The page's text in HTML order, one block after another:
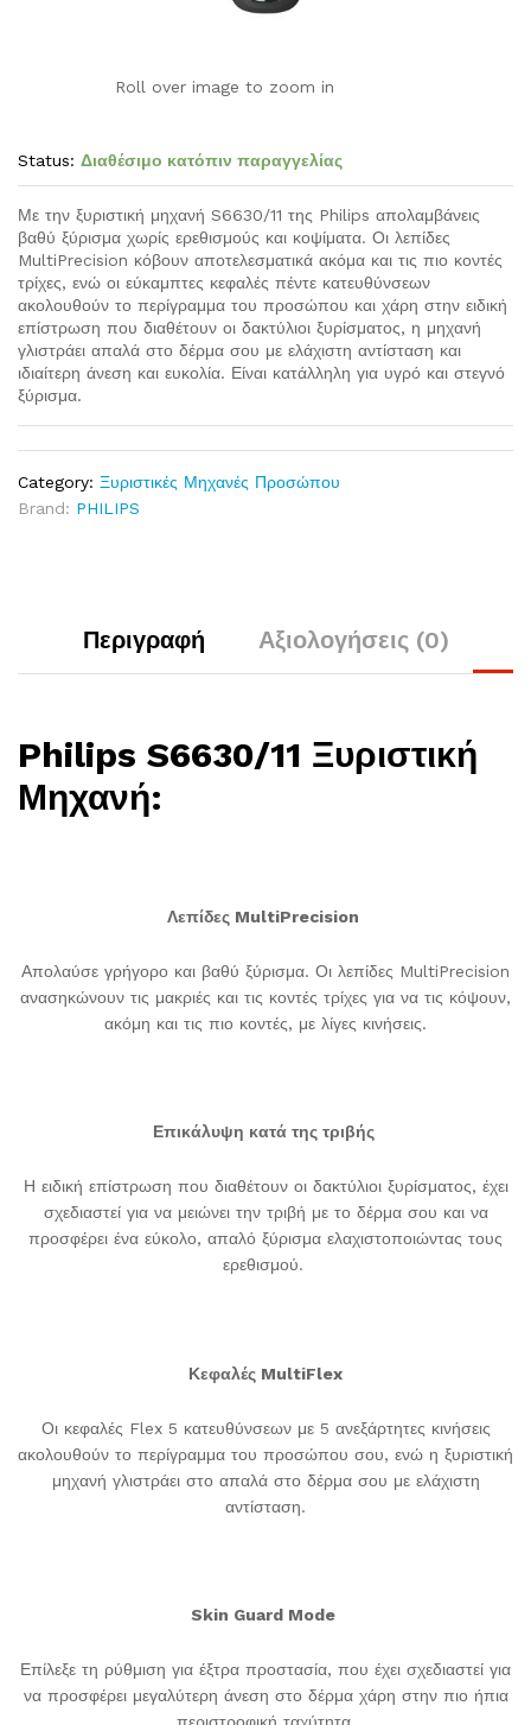
Roll over image to zoom in
Status: Διαθέσιμο κατόπιν παραγγελίας
Με την ξυριστική μηχανή S6630/11 της Philips απολαμβάνεις
βαθύ ξύρισμα χωρίς ερεθισμούς και κοψίματα. Οι λεπίδες
MultiPrecision κόβουν αποτελεσματικά ακόμα και τις πιο κοντές
τρίχες, ενώ οι εύκαμπτες κεφαλές πέντε κατευθύνσεων
ακολουθούν το περίγραμμα του προσώπου και χάρη στην ειδική
επίστρωση που διαθέτουν οι δακτύλιοι ξυρίσματος, η μηχανή
γλιστράει απαλά στο δέρμα σου με ελάχιστη αντίσταση και
ιδιαίτερη άνεση και ευκολία. Είναι κατάλληλη για υγρό και στεγνό
ξύρισμα.
Category: Ξυριστικές Μηχανές Προσώπου
Brand: PHILIPS
Περιγραφή Αξιολογήσεις (0)
Philips S6630/11 Ξυριστική
Μηχανή:
Λεπίδες MultiPrecision
Απολαύσε γρήγορο και βαθύ ξύρισμα. Οι λεπίδες MultiPrecision
ανασηκώνουν τις μακριές και τις κοντές τρίχες για να τις κόψουν,
ακόμη και τις πιο κοντές, με λίγες κινήσεις.
Επικάλυψη κατά της τριβής
Η ειδική επίστρωση που διαθέτουν οι δακτύλιοι ξυρίσματος, έχει
σχεδιαστεί για να μειώνει την τριβή με το δέρμα σου και να
προσφέρει ένα εύκολο, απαλό ξύρισμα ελαχιστοποιώντας τους
ερεθισμού.
Κεφαλές MultiFlex
Οι κεφαλές Flex 5 κατευθύνσεων με 5 ανεξάρτητες κινήσεις
ακολουθούν το περίγραμμα του προσώπου σου, ενώ η ξυριστική
μηχανή γλιστράει στο απαλά στο δέρμα σου με ελάχιστη
αντίσταση.
Skin Guard Mode
Επίλεξε τη ρύθμιση για έξτρα προστασία, που έχει σχεδιαστεί για
να προσφέρει μεγαλύτερη άνεση στο δέρμα χάρη στην πιο ήπια